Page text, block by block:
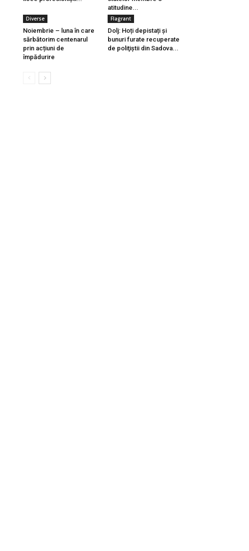
atitudine...
Diverse
Noiembrie – luna în care
sărbătorim centenarul
prin acțiuni de
împădurire
Flagrant
Dolj: Hoți depistați și
bunuri furate recuperate
de poliţiştii din Sadova...